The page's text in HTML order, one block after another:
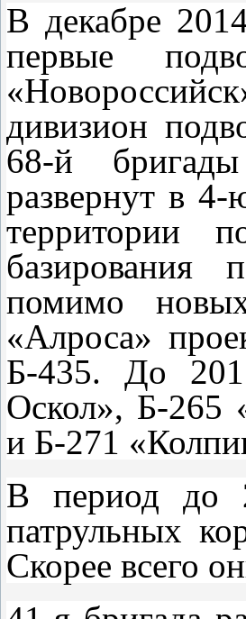
В декабре
первые
дивизион
68-й
развернут в 4-
территории
базирования
помимо
«Алроса»
Б-435. До
Оскол», Б-265
и Б-271
В период до
патрульных
Скорее всего